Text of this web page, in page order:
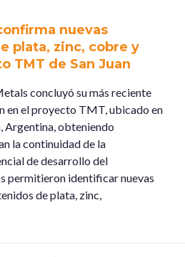
nuevas
plata, zinc, cobre y
TMT de San Juan
concluyó su más reciente
en el proyecto TMT, ubicado en
Argentina, obteniendo
la continuidad de la
de desarrollo del
permitieron identificar nuevas
de plata, zinc,